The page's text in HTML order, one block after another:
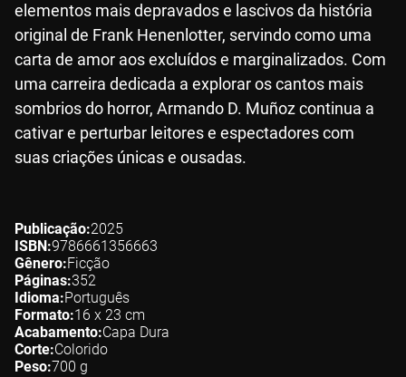
elementos mais depravados e lascivos da história
original de Frank Henenlotter, servindo como uma
carta de amor aos excluídos e marginalizados. Com
uma carreira dedicada a explorar os cantos mais
sombrios do horror, Armando D. Muñoz continua a
cativar e perturbar leitores e espectadores com
suas criações únicas e ousadas.
Publicação 2025
ISBN 9786661356663
Gênero Ficção
Páginas 352
Idioma Português
Formato 16 x 23 cm
Acabamento Capa Dura
Corte Colorido
Peso 700 g